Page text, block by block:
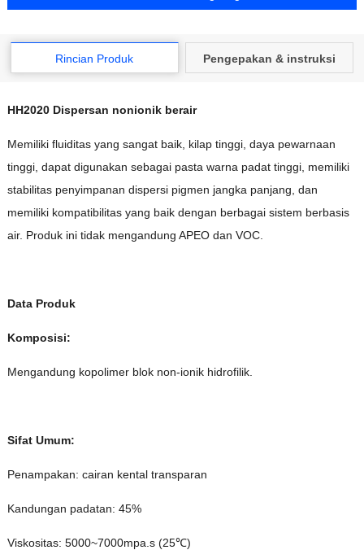
Rincian Produk Pengepakan & instruksi
HH2020 Dispersan nonionik berair
Memiliki fluiditas yang sangat baik, kilap tinggi, daya pewarnaan
tinggi, dapat digunakan sebagai pasta warna padat tinggi, memiliki
stabilitas penyimpanan dispersi pigmen jangka panjang, dan
memiliki kompatibilitas yang baik dengan berbagai sistem berbasis
air. Produk ini tidak mengandung APEO dan VOC.
Data Produk
Komposisi:
Mengandung kopolimer blok non-ionik hidrofilik.
Sifat Umum:
Penampakan: cairan kental transparan
Kandungan padatan: 45%
Viskositas: 5000~7000mpa.s (25℃)